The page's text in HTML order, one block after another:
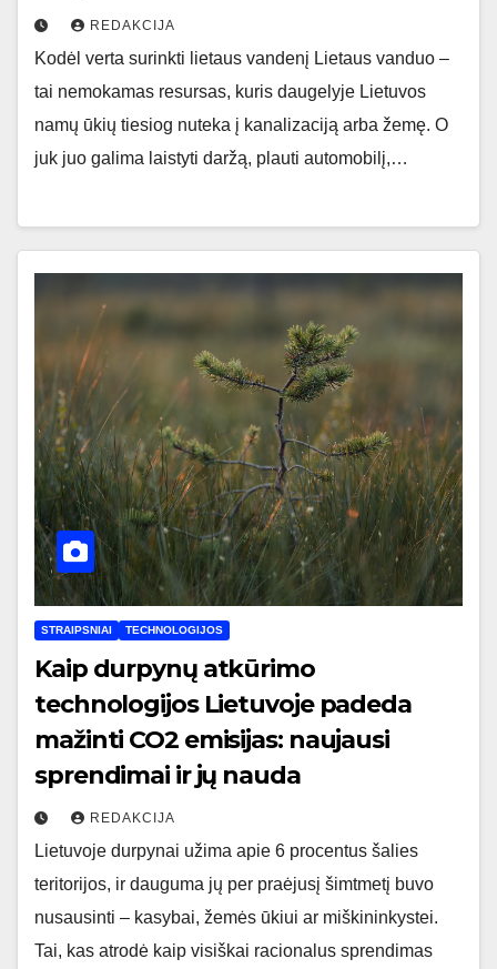
REDAKCIJA
Kodėl verta surinkti lietaus vandenį Lietaus vanduo –
tai nemokamas resursas, kuris daugelyje Lietuvos
namų ūkių tiesiog nuteka į kanalizaciją arba žemę. O
juk juo galima laistyti daržą, plauti automobilį,…
STRAIPSNIAI TECHNOLOGIJOS
Kaip durpynų atkūrimo
technologijos Lietuvoje padeda
mažinti CO2 emisijas: naujausi
sprendimai ir jų nauda
REDAKCIJA
Lietuvoje durpynai užima apie 6 procentus šalies
teritorijos, ir dauguma jų per praėjusį šimtmetį buvo
nusausinti – kasybai, žemės ūkiui ar miškininkystei.
Tai, kas atrodė kaip visiškai racionalus sprendimas